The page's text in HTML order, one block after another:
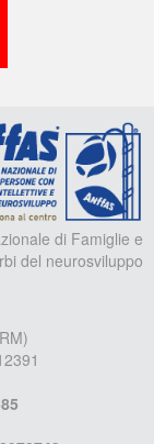
di Famiglie e
del neurosviluppo